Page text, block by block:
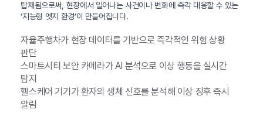
탑재됨으로써, 현장에서 일어나는 사건이나 변화에 즉각 대응할 수 있는
‘지능형 엣지 환경’이 만들어집니다.
자율주행차가 현장 데이터를 기반으로 즉각적인 위험 상황
판단
스마트시티 보안 카메라가 AI 분석으로 이상 행동을 실시간
탐지
헬스케어 기기가 환자의 생체 신호를 분석해 이상 징후 즉시
알림